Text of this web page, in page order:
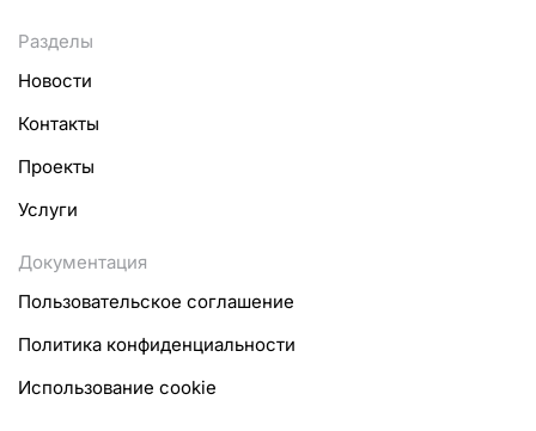
Разделы
Новости
Контакты
Проекты
Услуги
Документация
Пользовательское соглашение
Политика конфиденциальности
Использование cookie